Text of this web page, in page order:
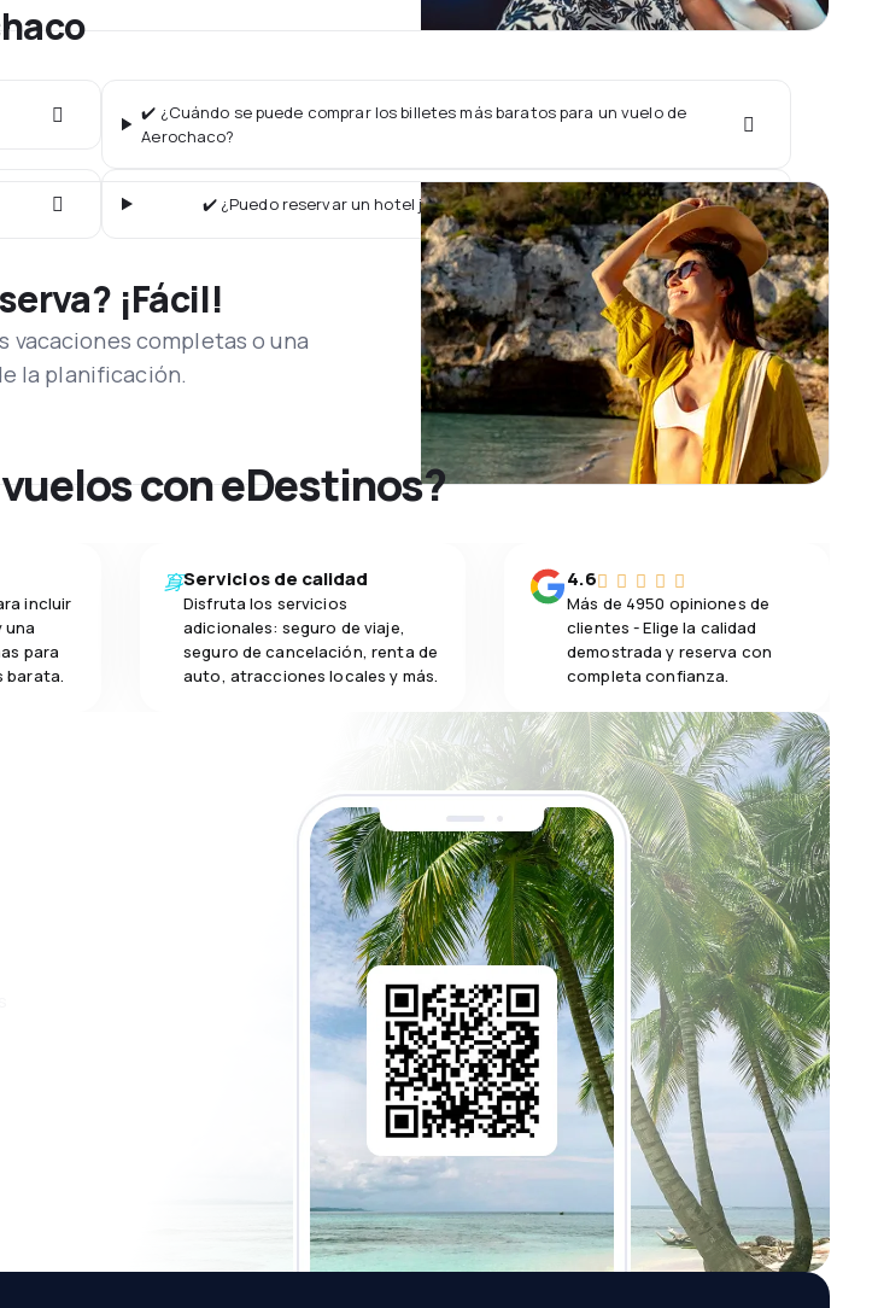
✔️ ¿Cuándo se puede comprar los billetes más baratos para un vuelo de
Aerochaco?
✔️ ¿Puedo reservar un hotel junto con un vuelo de Aerochaco?
¡Fácil!
vacaciones completas o una
la planificación.
con eDestinos?
incluir
una
para
barata.
Servicios de calidad
Disfruta los servicios
adicionales: seguro de viaje,
seguro de cancelación, renta de
auto, atracciones locales y más.
4.6
Más de 4950 opiniones de
clientes - Elige la calidad
demostrada y reserva con
completa confianza.